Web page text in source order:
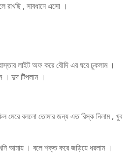
, সাবধানে এসো ।
লাইট অফ করে বৌদি এর ঘরে ঢুকলাম ।
। দুদ টিপলাম ।
মেরে বললো তোমার জন্য এত রিস্ক নিলাম , খুব
আমায় । বলে শক্ত করে জড়িয়ে ধরলাম ।